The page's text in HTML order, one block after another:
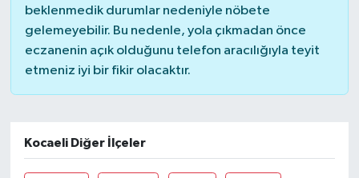
beklenmedik durumlar nedeniyle nöbete
gelemeyebilir. Bu nedenle, yola çıkmadan önce
eczanenin açık olduğunu telefon aracılığıyla teyit
etmeniz iyi bir fikir olacaktır.
Kocaeli Diğer İlçeler